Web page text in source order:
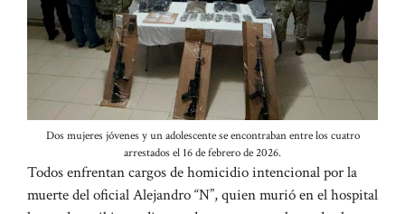
Dos mujeres jóvenes y un adolescente se encontraban entre los cuatro
arrestados el 16 de febrero de 2026.
Todos enfrentan cargos de homicidio intencional por la
muerte del oficial Alejandro “N”, quien murió en el hospital